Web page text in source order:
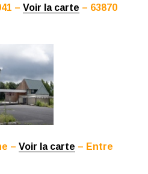
–Voir la carte – 63870
–Voir la carte – Entre